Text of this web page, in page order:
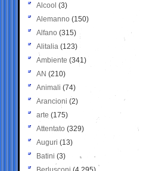
Alcool (3)
Alemanno (150)
Alfano (315)
Alitalia (123)
Ambiente (341)
AN (210)
Animali (74)
Arancioni (2)
arte (175)
Attentato (329)
Auguri (13)
Batini (3)